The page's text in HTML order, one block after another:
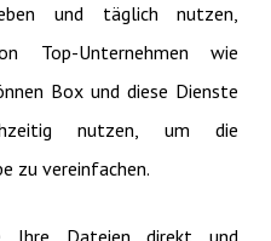
und täglich nutzen,
Top-Unternehmen wie
Box und diese Dienste
nutzen, um die
zu vereinfachen.